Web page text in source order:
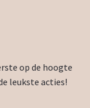
op de hoogte
leukste acties!